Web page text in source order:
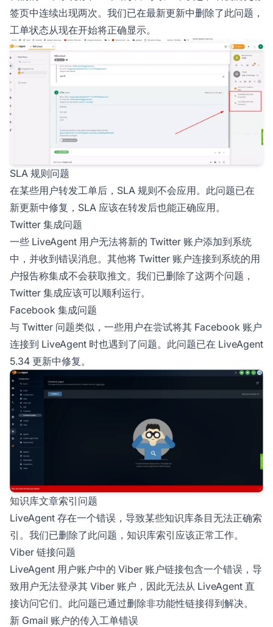
签页中连续出现两次。我们已在最新更新中删除了此问题，
工单状态从现在开始将正确显示。
SLA 规则问题
在某些用户转发工单后，SLA 规则不会应用。此问题已在
新更新中修复，SLA 应该在转发后也能正确应用。
Twitter 集成问题
一些 LiveAgent 用户无法将新的 Twitter 账户添加到系统
中，并收到错误消息。其他将 Twitter 账户连接到系统的用
户报告称集成不会获取推文。我们已删除了这两个问题，
Twitter 集成应该可以顺利运行。
Facebook 集成问题
与 Twitter 问题类似，一些用户在尝试将其 Facebook 账户
连接到 LiveAgent 时也遇到了问题。此问题已在 LiveAgent
5.34 更新中修复。
知识库文章索引问题
LiveAgent 存在一个错误，导致某些知识库条目无法正确索
引。我们已删除了此问题，知识库索引应该正常工作。
Viber 链接问题
LiveAgent 用户账户中的 Viber 账户链接包含一个错误，导
致用户无法登录其 Viber 账户，因此无法从 LiveAgent 直
接访问它们。此问题已通过删除非功能性链接得到解决。
新 Gmail 账户的传入工单错误